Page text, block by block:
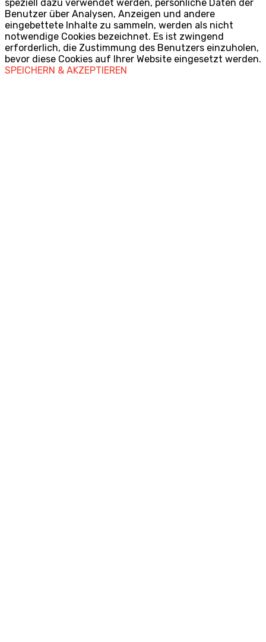
speziell dazu verwendet werden, persönliche Daten der
Benutzer über Analysen, Anzeigen und andere
eingebettete Inhalte zu sammeln, werden als nicht
notwendige Cookies bezeichnet. Es ist zwingend
erforderlich, die Zustimmung des Benutzers einzuholen,
bevor diese Cookies auf Ihrer Website eingesetzt werden.
SPEICHERN & AKZEPTIEREN